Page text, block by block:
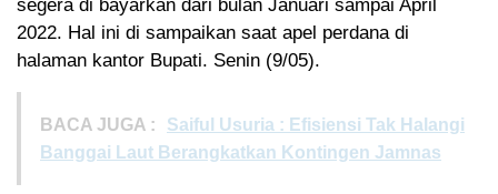
segera di bayarkan dari bulan Januari sampai April
2022. Hal ini di sampaikan saat apel perdana di
halaman kantor Bupati. Senin (9/05).
BACA JUGA :
Saiful Usuria : Efisiensi Tak Halangi
Banggai Laut Berangkatkan Kontingen Jamnas